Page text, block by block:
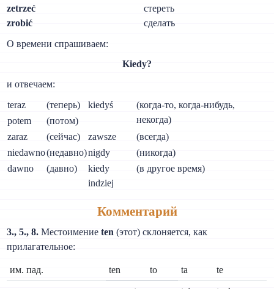
zetrzeć
zrobić
стереть
сделать
О времени спрашиваем:
Kiedy?
и отвечаем:
teraz
(теперь) kiedyś
(когда-то, когда-нибудь,
некогда)
potem
(потом)
zaraz
(сейчас) zawsze
(всегда)
niedawno(недавно)nigdy
(никогда)
dawno
(давно)
kiedy
indziej
(в другое время)
Комментарий
3., 5., 8. Местоимениеten (этот) склоняется, как
прилагательное:
им. пад. ten to ta te